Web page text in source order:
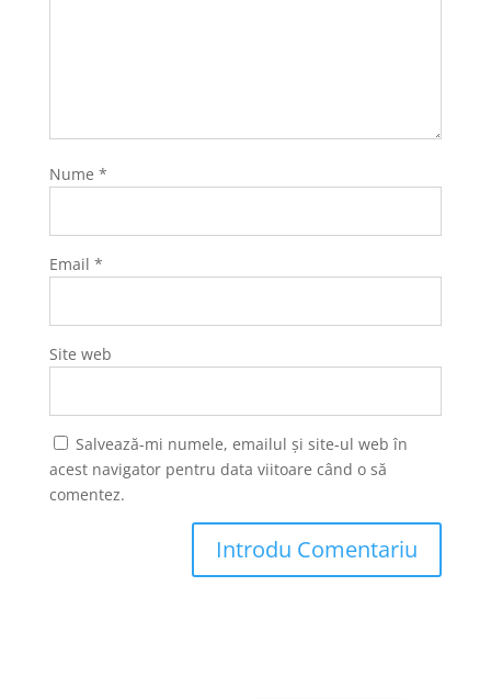
Nume *
Email *
Site web
Salvează-mi numele, emailul și site-ul web în
acest navigator pentru data viitoare când o să
comentez.